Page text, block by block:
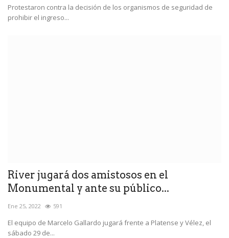
Protestaron contra la decisión de los organismos de seguridad de
prohibir el ingreso...
River jugará dos amistosos en el
Monumental y ante su público...
Ene 25, 2022 591
El equipo de Marcelo Gallardo jugará frente a Platense y Vélez, el
sábado 29 de...